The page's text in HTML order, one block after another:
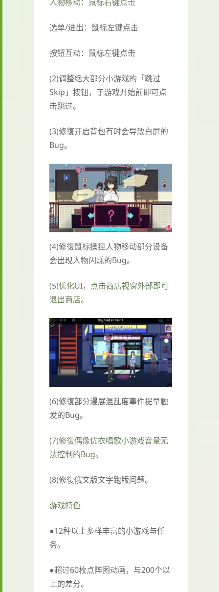
选单/进出：鼠标左键点击
按钮互动：鼠标左键点击
(2)调整绝大部分小游戏的「跳过
Skip」按钮，于游戏开始前即可点
击跳过。
(3)修復开启背包有时会导致白屏的
Bug。
(4)修復鼠标操控人物移动部分设备
会出现人物闪烁的Bug。
(5)优化UI，点击商店视窗外部即可
退出商店。
(6)修復部分漫展混乱度事件提早触
发的Bug。
(7)修復偶像优衣唱歌小游戏音量无
法控制的Bug。
(8)修復俄文版文字跑版问题。
游戏特色
●12种以上多样丰富的小游戏与任
务。
●超过60枚点阵图动画，与200个以
上的差分。